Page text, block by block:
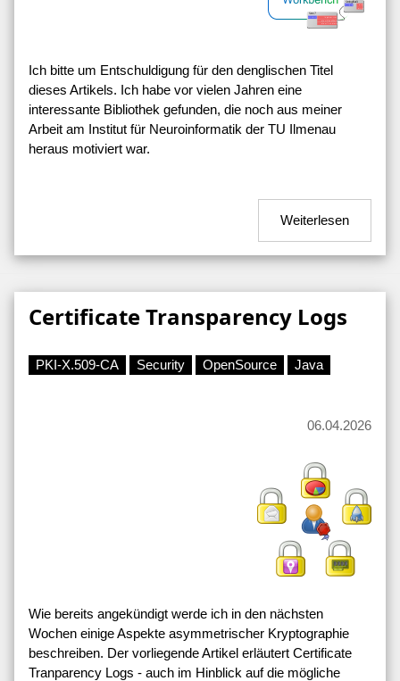
Ich bitte um Entschuldigung für den denglischen Titel
dieses Artikels. Ich habe vor vielen Jahren eine
interessante Bibliothek gefunden, die noch aus meiner
Arbeit am Institut für Neuroinformatik der TU Ilmenau
heraus motiviert war.
Weiterlesen
Certificate Transparency Logs
PKI-X.509-CA Security OpenSource Java
06.04.2026
Wie bereits angekündigt werde ich in den nächsten
Wochen einige Aspekte asymmetrischer Kryptographie
beschreiben. Der vorliegende Artikel erläutert Certificate
Tranparency Logs - auch im Hinblick auf die mögliche